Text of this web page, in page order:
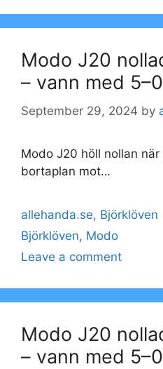
Modo J20
– vann med 5–0
September 29, 2024 by
Modo J20 höll nollan
bortaplan mot…
Categories
allehanda.se, Björklöven
Tags
Björklöven, Modo
Leave a comment
Modo J20
– vann med 5–0